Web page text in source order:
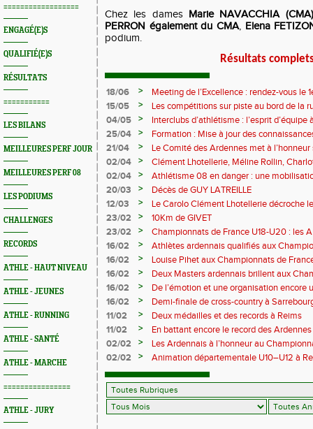
==================
ENGAGÉ(E)S
QUALIFIÉ(E)S
RÉSULTATS
===========
LES BILANS
MEILLEURES PERF JOUR
MEILLEURES PERF 08
LES PODIUMS
CHALLENGES
RECORDS
ATHLE - HAUT NIVEAU
ATHLE - JEUNES
ATHLE - RUNNING
ATHLE - SANTÉ
ATHLE - MARCHE
================
ATHLE - JURY
Chez les dames Marie NAVACCHIA (CMA)
PERRON également du CMA, Elena
podium.
Résultats
18/06 >
Meeting de l’Excellence : rendez-vous le
15/05
>
Les compétitions sur piste au bord de la
04/05
>
Interclubs d’athlétisme : l’esprit d’équipe
rempart contre la sédentarité des jeunes
25/04 >
Formation : Mise à jour des
M372)
21/04 >
Le Comité des Ardennes met à
02/04
>
Clément Lhotellerie, Méline Rollin,
prolifique pour les coureurs ardennais
02/04 >
Athlétisme 08 en danger : une
20/03
>
Décès de GUY LATREILLE
12/03
>
Le Carolo Clément Lhotellerie décroche
master de cross-country
23/02 >
10Km de GIVET
23/02
>
Championnats de France U18-U20 : les
Val-de-Reuil
16/02 >
Athlètes ardennais qualifiés aux
en salle
16/02 >
Louise Pihet aux Championnats de
16/02
>
Deux Masters ardennais brillent aux
Saint‑Brieuc
16/02 >
De l’émotion et une organisation encore
Trail 2026
16/02 >
Demi-finale de cross-country à
boue… et à la fête !
11/02 >
Deux médailles et des records à Reims
11/02
>
En battant encore le record des
Pihet ira aux championnats de France
02/02 >
Les Ardennais à l’honneur au
02/02
>
Animation départementale U10–U12 à